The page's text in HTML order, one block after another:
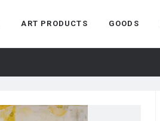
ART PRODUCTS GOODS